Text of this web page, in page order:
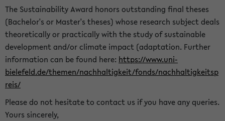
The Sustainability Award honors outstanding final theses
(Bachelor's or Master's theses) whose research subject deals
theoretically or practically with the study of sustainable
development and/or climate impact (adaptation. Further
information can be found here: https://www.uni-
bielefeld.de/themen/nachhaltigkeit/fonds/nachhaltigkeitsp
reis/
Please do not hesitate to contact us if you have any queries.
Yours sincerely,